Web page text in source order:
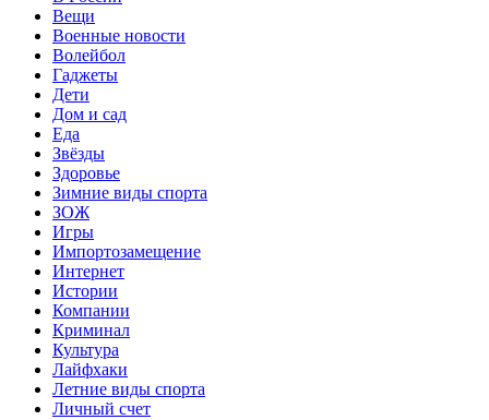
Вещи
Военные новости
Волейбол
Гаджеты
Дети
Дом и сад
Еда
Звёзды
Здоровье
Зимние виды спорта
ЗОЖ
Игры
Импортозамещение
Интернет
Истории
Компании
Криминал
Культура
Лайфхаки
Летние виды спорта
Личный счет